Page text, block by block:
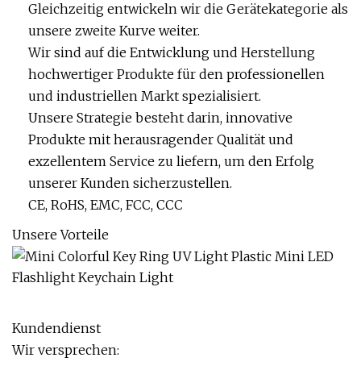
Gleichzeitig entwickeln wir die Gerätekategorie als
unsere zweite Kurve weiter.
Wir sind auf die Entwicklung und Herstellung
hochwertiger Produkte für den professionellen
und industriellen Markt spezialisiert.
Unsere Strategie besteht darin, innovative
Produkte mit herausragender Qualität und
exzellentem Service zu liefern, um den Erfolg
unserer Kunden sicherzustellen.
CE, RoHS, EMC, FCC, CCC
Unsere Vorteile
Kundendienst
Wir versprechen: